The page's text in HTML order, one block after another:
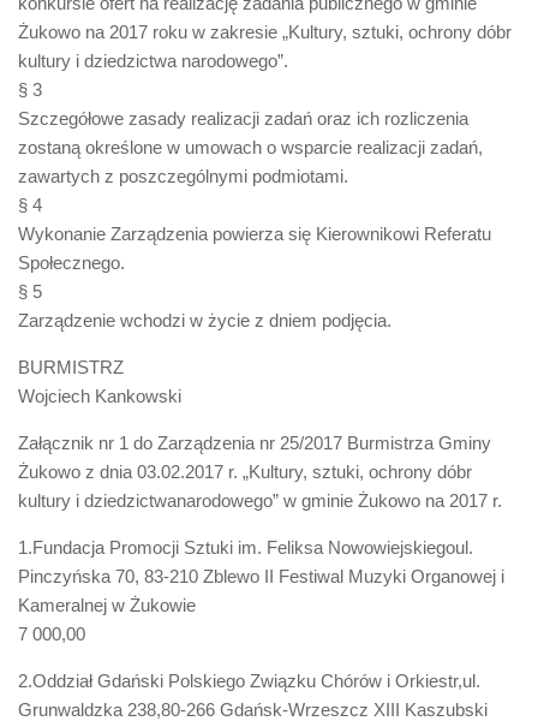
Żukowo na 2017 roku w zakresie „Kultury, sztuki, ochrony dóbr
kultury i dziedzictwa narodowego”.
§ 3
Szczegółowe zasady realizacji zadań oraz ich rozliczenia
zostaną określone w umowach o wsparcie realizacji zadań,
zawartych z poszczególnymi podmiotami.
§ 4
Wykonanie Zarządzenia powierza się Kierownikowi Referatu
Społecznego.
§ 5
Zarządzenie wchodzi w życie z dniem podjęcia.
BURMISTRZ
Wojciech Kankowski
Załącznik nr 1 do Zarządzenia nr 25/2017 Burmistrza Gminy
Żukowo z dnia 03.02.2017 r. „Kultury, sztuki, ochrony dóbr
kultury i dziedzictwanarodowego” w gminie Żukowo na 2017 r.
1.Fundacja Promocji Sztuki im. Feliksa Nowowiejskiegoul.
Pinczyńska 70, 83-210 Zblewo II Festiwal Muzyki Organowej i
Kameralnej w Żukowie
7 000,00
2.Oddział Gdański Polskiego Związku Chórów i Orkiestr,ul.
Grunwaldzka 238,80-266 Gdańsk-Wrzeszcz XIII Kaszubski